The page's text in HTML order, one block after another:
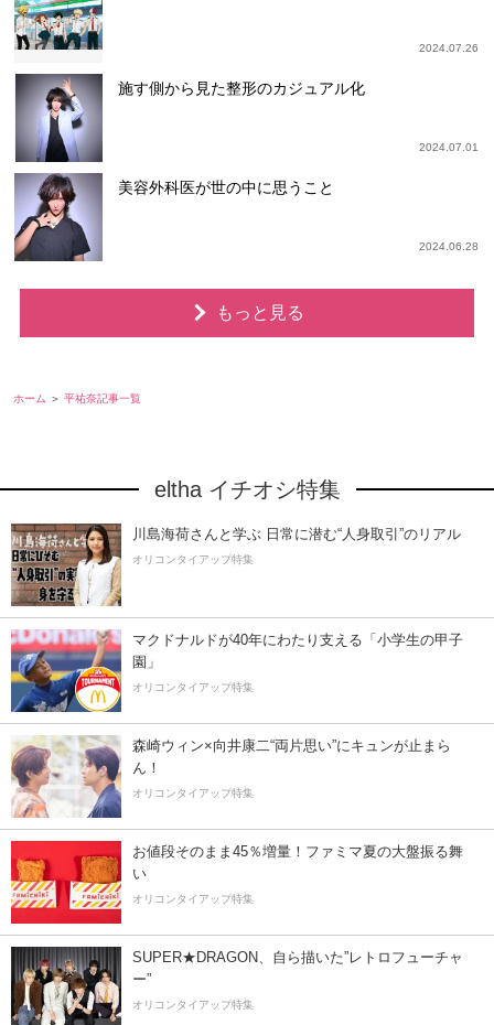
2024.07.26
施す側から見た整形のカジュアル化
2024.07.01
美容外科医が世の中に思うこと
2024.06.28
もっと見る
ホーム 平祐奈記事一覧
eltha イチオシ特集
川島海荷さんと学ぶ 日常に潜む“人身取引”のリアル
オリコンタイアップ特集
マクドナルドが40年にわたり支える「小学生の甲子
園」
オリコンタイアップ特集
森崎ウィン×向井康二“両片思い”にキュンが止まら
ん！
オリコンタイアップ特集
お値段そのまま45％増量！ファミマ夏の大盤振る舞
い
オリコンタイアップ特集
SUPER★DRAGON、自ら描いた”レトロフューチャ
ー”
オリコンタイアップ特集